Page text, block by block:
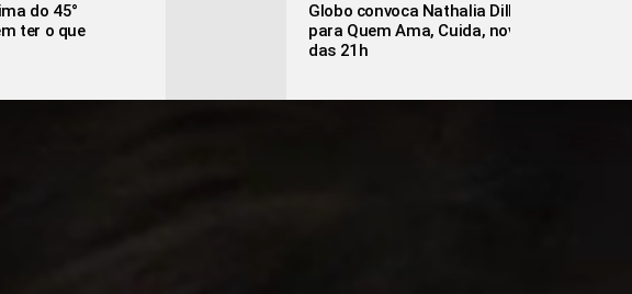
do 45°
ter o que
Globo convoca Nathalia Dill
para Quem Ama, Cuida, novela
das 21h